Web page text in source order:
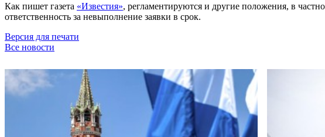
Как пишет газета «Известия», регламентируются и другие положения, в
ответственность за невыполнение заявки в срок.
Версия для печати
Все новости